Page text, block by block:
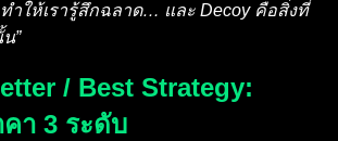
ำให้เรารู้สึกฉลาด… และ Decoy คือสิ่งที่
”
/ Best Strategy:
คา 3 ระดับ